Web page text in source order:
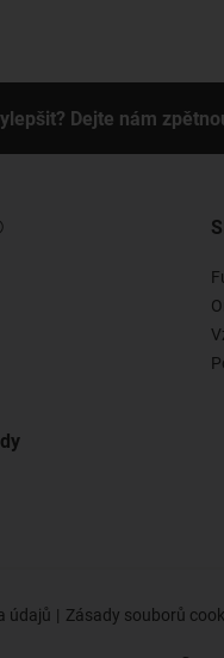
Dejte nám
údajů Zásady souborů